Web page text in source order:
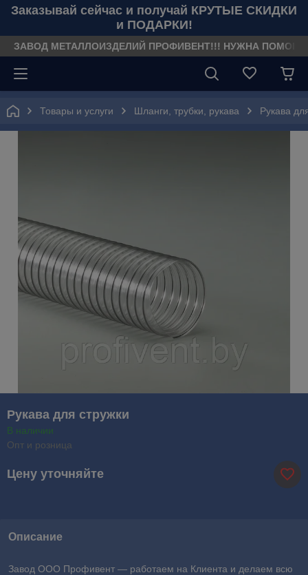
Заказывай сейчас и получай КРУТЫЕ СКИДКИ
и ПОДАРКИ!
ЗАВОД МЕТАЛЛОИЗДЕЛИЙ ПРОФИВЕНТ!!! НУЖНА
Товары и услуги Шланги, трубки, рукава Рукава
Рукава для стружки
В наличии
Опт и розница
Цену уточняйте
Описание
Завод ООО Профивент ― работаем на Клиента и делаем всю